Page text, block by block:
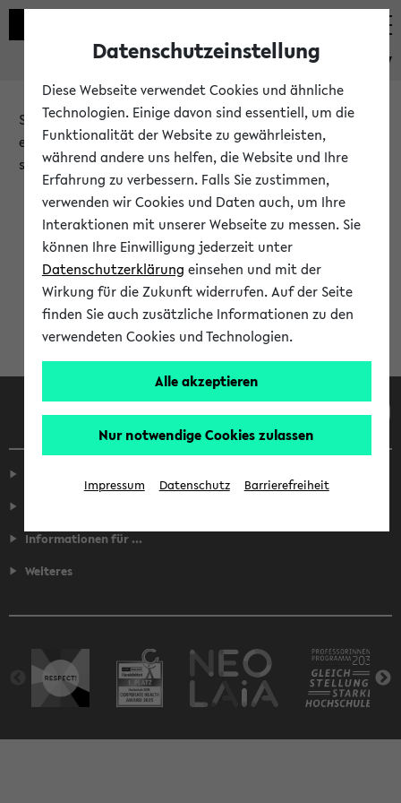
eKVV
Sie möchten auf eine eKVV Funktion zugreifen, die Ihnen
erst nach einer Anmeldung am System zur Verfügung
steht.
Bitte melden Sie sich an:
Anmeldung am eKVV
Informationen für ...
Weiteres
Datenschutzeinstellung
Diese Webseite verwendet Cookies und ähnliche
Technologien. Einige davon sind essentiell, um die
Funktionalität der Website zu gewährleisten,
während andere uns helfen, die Website und Ihre
Erfahrung zu verbessern. Falls Sie zustimmen,
verwenden wir Cookies und Daten auch, um Ihre
Interaktionen mit unserer Webseite zu messen. Sie
können Ihre Einwilligung jederzeit unter
Datenschutzerklärung einsehen und mit der
Wirkung für die Zukunft widerrufen. Auf der Seite
finden Sie auch zusätzliche Informationen zu den
verwendeten Cookies und Technologien.
Alle akzeptieren
Nur notwendige Cookies zulassen
Impressum Datenschutz Barrierefreiheit